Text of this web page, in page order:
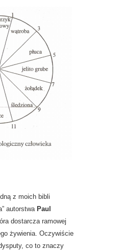
z moich bibli
autorstwa Paul
dostarcza ramowej
żywienia. Oczywiście
co to znaczy